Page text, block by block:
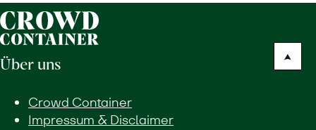
Über uns
Crowd Container
Impressum & Disclaimer